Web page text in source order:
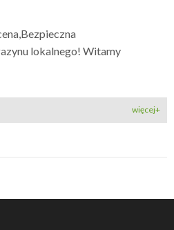
lokalnego! Witamy
więcej+